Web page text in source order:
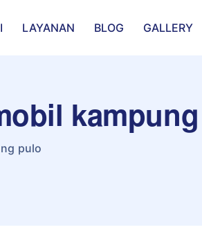
LAYANAN BLOG GALLERY
pulo